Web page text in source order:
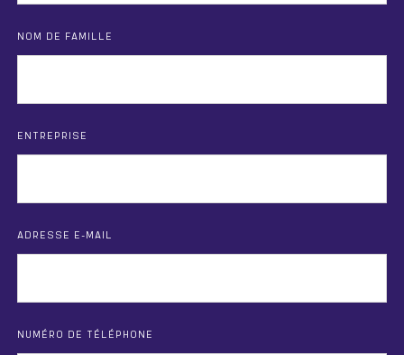
NOM DE FAMILLE
ENTREPRISE
ADRESSE E-MAIL
NUMÉRO DE TÉLÉPHONE